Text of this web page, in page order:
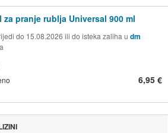
za pranje rublja Universal 900 ml
do 15.08.2026 ili do isteka zaliha u dm
6,95 €